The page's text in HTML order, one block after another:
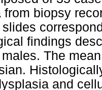
from biopsy
findings
The
and